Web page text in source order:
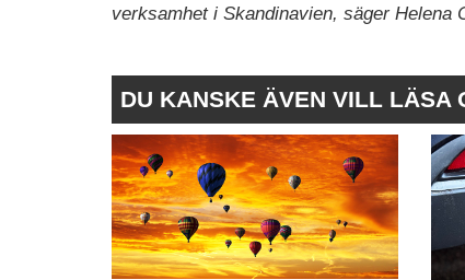
verksamhet i Skandinavien, säger Helena
DU KANSKE ÄVEN VILL LÄSA